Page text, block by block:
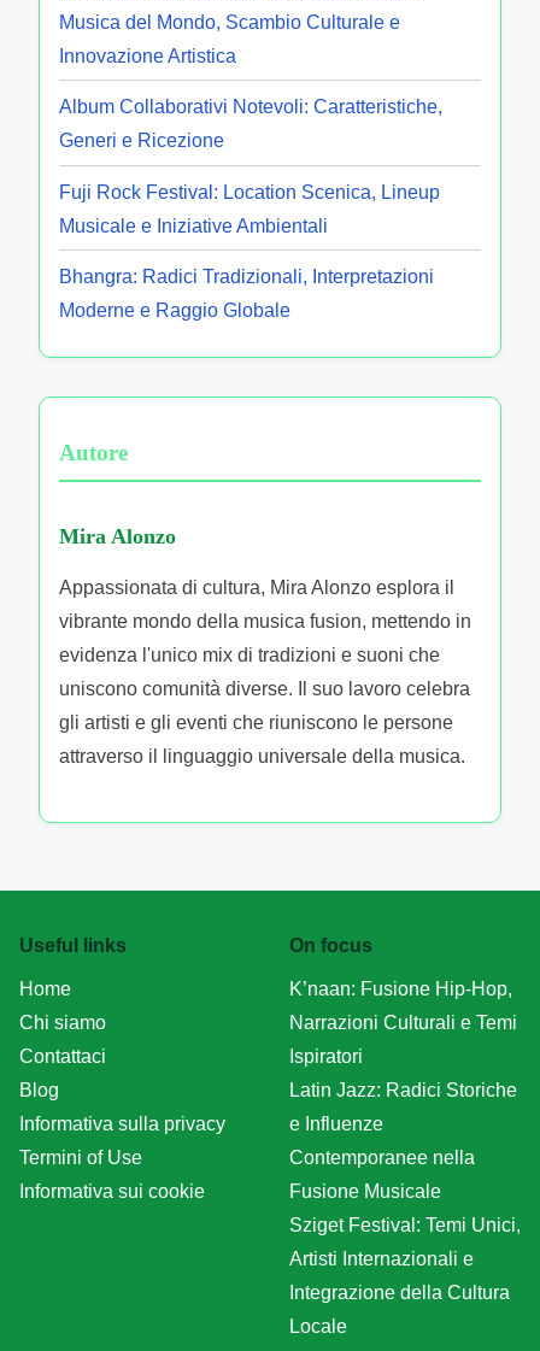
Musica del Mondo, Scambio Culturale e
Innovazione Artistica
Album Collaborativi Notevoli: Caratteristiche,
Generi e Ricezione
Fuji Rock Festival: Location Scenica, Lineup
Musicale e Iniziative Ambientali
Bhangra: Radici Tradizionali, Interpretazioni
Moderne e Raggio Globale
Autore
Mira Alonzo
Appassionata di cultura, Mira Alonzo esplora il
vibrante mondo della musica fusion, mettendo in
evidenza l'unico mix di tradizioni e suoni che
uniscono comunità diverse. Il suo lavoro celebra
gli artisti e gli eventi che riuniscono le persone
attraverso il linguaggio universale della musica.
Useful links
Home
Chi siamo
Contattaci
Blog
Informativa sulla privacy
Termini of Use
Informativa sui cookie
On focus
K’naan: Fusione Hip-Hop,
Narrazioni Culturali e Temi
Ispiratori
Latin Jazz: Radici Storiche
e Influenze
Contemporanee nella
Fusione Musicale
Sziget Festival: Temi Unici,
Artisti Internazionali e
Integrazione della Cultura
Locale